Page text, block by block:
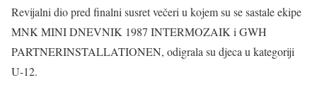
Revijalni dio pred finalni susret večeri u kojem su se sastale ekipe
MNK MINI DNEVNIK 1987 INTERMOZAIK i GWH
PARTNERINSTALLATIONEN, odigrala su djeca u kategoriji
U-12.